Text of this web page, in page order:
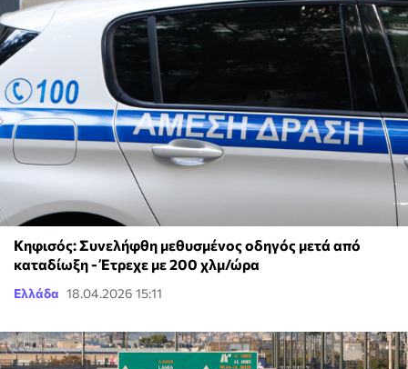
Κηφισός: Συνελήφθη μεθυσμένος οδηγός μετά από
καταδίωξη - Έτρεχε με 200 χλμ/ώρα
Ελλάδα 18.04.2026 15:11